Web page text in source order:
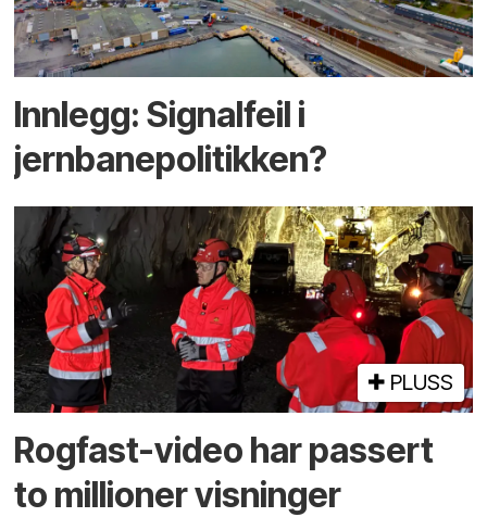
Innlegg: Signalfeil i
jernbanepolitikken?
PLUSS
Rogfast-video har passert
to millioner visninger